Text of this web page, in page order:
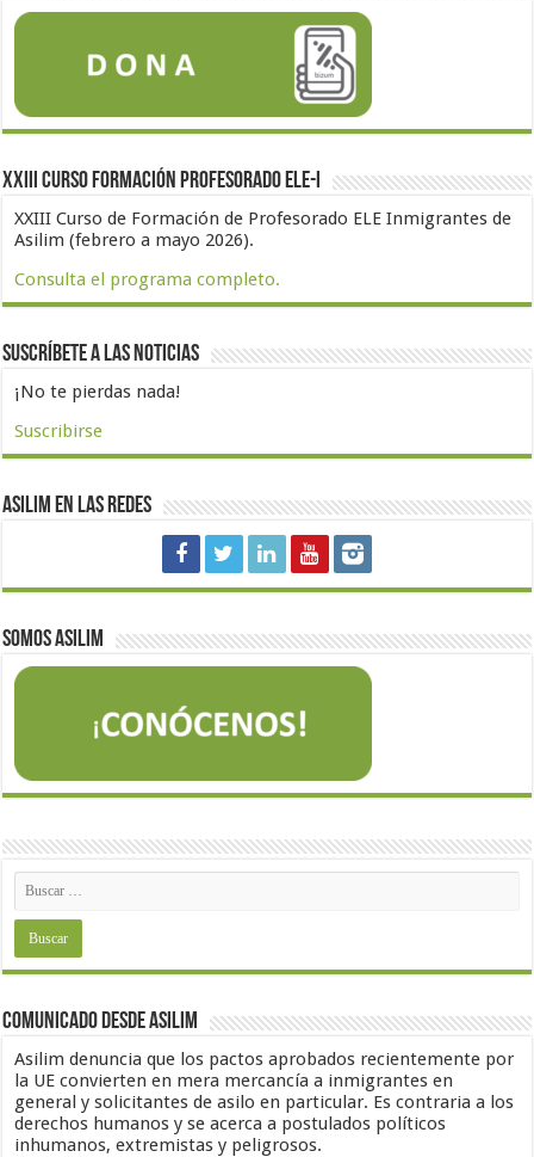
XXIII Curso formación profesorado ELE-I
XXIII Curso de Formación de Profesorado ELE Inmigrantes de
Asilim (febrero a mayo 2026).
Consulta el programa completo.
Suscríbete a las noticias
¡No te pierdas nada!
Suscribirse
Asilim en las redes
Somos Asilim
Comunicado desde Asilim
Asilim denuncia que los pactos aprobados recientemente por
la UE convierten en mera mercancía a inmigrantes en
general y solicitantes de asilo en particular. Es contraria a los
derechos humanos y se acerca a postulados políticos
inhumanos, extremistas y peligrosos.